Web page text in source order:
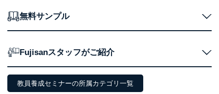
広告のため
2 いただいた方の個
処、オペレーター教育など応対品
の確認のため
ｅメール等によるカスタマーQ＆A
無料サンプル
Fujisanスタッフがご紹介
教員養成セミナーの所属カテゴリ一覧